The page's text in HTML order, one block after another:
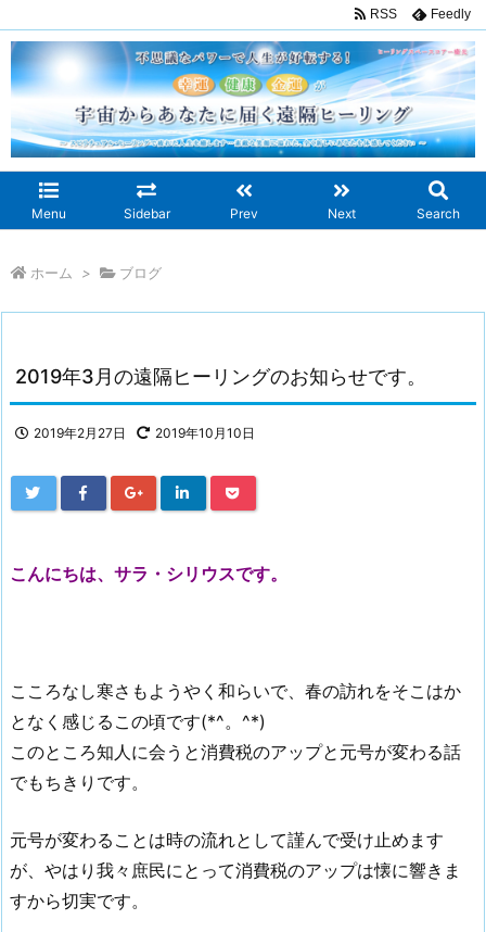
Menu Sidebar Prev Next Search
RSS Feedly
ホーム > ブログ
2019年3月の遠隔ヒーリングのお知らせです。
2019年2月27日 2019年10月10日
こんにちは、サラ・シリウスです。
こころなし寒さもようやく和らいで、春の訪れをそこはか
となく感じるこの頃です(*^。^*)
このところ知人に会うと消費税のアップと元号が変わる話
でもちきりです。
元号が変わることは時の流れとして謹んで受け止めます
が、やはり我々庶民にとって消費税のアップは懐に響きま
すから切実です。